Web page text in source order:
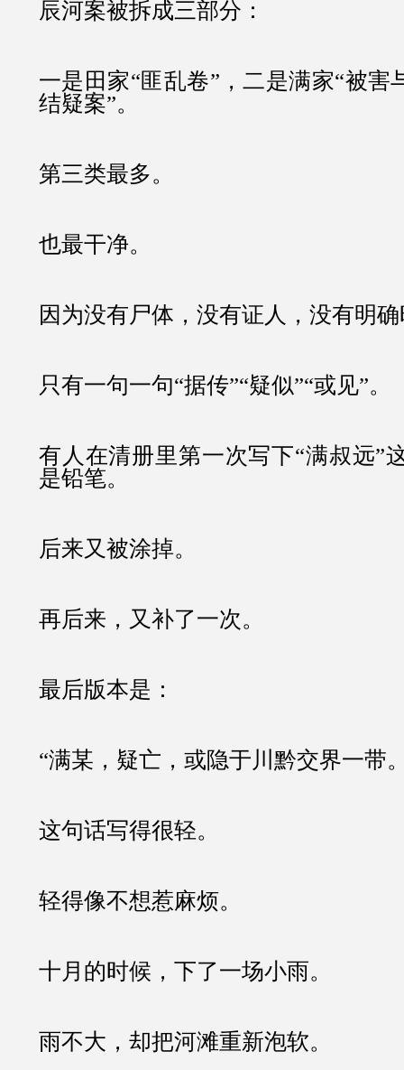
辰河案被拆成三部分：
一是田家“匪乱卷”，二是满家“被害
结疑案”。
第三类最多。
也最干净。
因为没有尸体，没有证人，没有明
只有一句一句“据传”“疑似”“或见”。
有人在清册里第一次写下“满叔远”
是铅笔。
后来又被涂掉。
再后来，又补了一次。
最后版本是：
“满某，疑亡，或隐于川黔交界一带
这句话写得很轻。
轻得像不想惹麻烦。
十月的时候，下了一场小雨。
雨不大，却把河滩重新泡软。